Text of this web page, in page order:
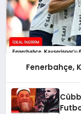
Fenerbahçe,